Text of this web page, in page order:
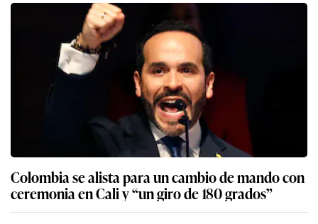
Colombia se alista para un cambio de mando con
ceremonia en Cali y “un giro de 180 grados”